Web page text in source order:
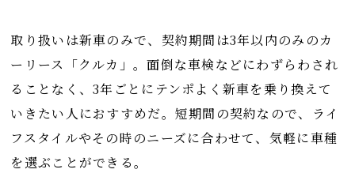
取り扱いは新車のみで、契約期間は3年以内のみのカ
ーリース「クルカ」。面倒な車検などにわずらわされ
ることなく、3年ごとにテンポよく新車を乗り換えて
いきたい人におすすめだ。短期間の契約なので、ライ
フスタイルやその時のニーズに合わせて、気軽に車種
を選ぶことができる。